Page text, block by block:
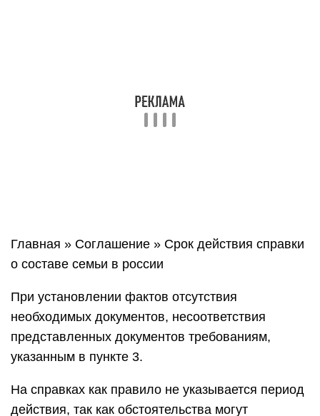
Главная » Соглашение » Срок действия справки
о составе семьи в россии
При установлении фактов отсутствия
необходимых документов, несоответствия
представленных документов требованиям,
указанным в пункте 3.
На справках как правило не указывается период
действия, так как обстоятельства могут